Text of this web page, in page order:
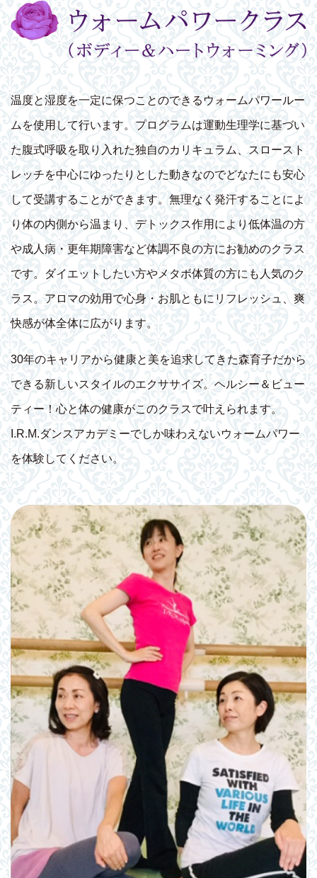
温度と湿度を一定に保つことのできるウォームパワールー
ムを使用して行います。プログラムは運動生理学に基づい
た腹式呼吸を取り入れた独自のカリキュラム、スロースト
レッチを中心にゆったりとした動きなのでどなたにも安心
して受講することができます。無理なく発汗することによ
り体の内側から温まり、デトックス作用により低体温の方
や成人病・更年期障害など体調不良の方にお勧めのクラス
です。ダイエットしたい方やメタボ体質の方にも人気のク
ラス。アロマの効用で心身・お肌ともにリフレッシュ、爽
快感が体全体に広がります。
30年のキャリアから健康と美を追求してきた森育子だから
できる新しいスタイルのエクササイズ。ヘルシー＆ビュー
ティー！心と体の健康がこのクラスで叶えられます。
I.R.M.ダンスアカデミーでしか味わえないウォームパワー
を体験してください。